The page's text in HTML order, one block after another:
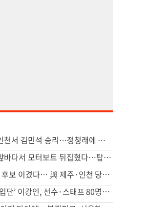
[속보] 제주·인천서 김민석 승리…정청래에 누적1위 탈환
여수 오동도 앞바다서 모터보트 뒤집혔다…탑승객 2명 사망
[속보] 김민석 후보 이겼다… 與 제주·인천 당원투표 승리
‘AT마드리드 입단’ 이강인, 선수·스태프 80명에 한식 만찬 대접